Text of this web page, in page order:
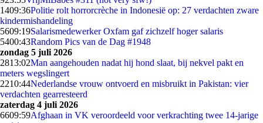
1409:36Politie rolt horrorcrèche in Indonesië op: 27 verdachten zware
kindermishandeling
5609:19Salarismedewerker Oxfam gaf zichzelf hoger salaris
5400:43Random Pics van de Dag #1948
zondag 5 juli 2026
2813:02Man aangehouden nadat hij hond slaat, bij nekvel pakt en
meters wegslingert
2210:44Nederlandse vrouw ontvoerd en misbruikt in Pakistan: vier
verdachten gearresteerd
zaterdag 4 juli 2026
6609:59Afghaan in VK veroordeeld voor verkrachting twee 14-jarige